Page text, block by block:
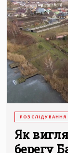
РОЗСЛІДУВАННЯ
Як
берегу